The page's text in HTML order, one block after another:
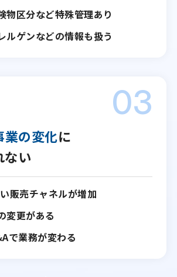
物区分など特殊管理あり
ルゲンなどの情報も扱う
03
業の変化に
ない
販売チャネルが増加
変更がある
で業務が変わる